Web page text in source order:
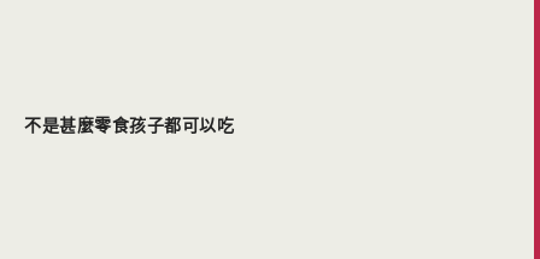
不是甚麼零食孩子都可以吃